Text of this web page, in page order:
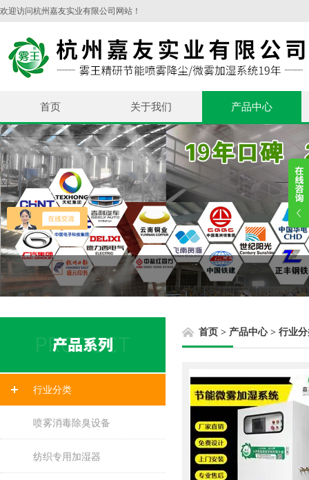
欢迎访问杭州嘉友实业有限公司网站！
首页 关于我们 产品中心
行业分类
喷雾消毒除臭设备
纺织专用加湿器
首页 > 产品中心> 行业